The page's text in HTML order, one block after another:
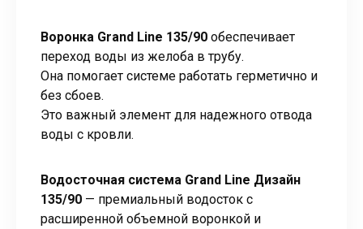
Воронка Grand Line 135/90 обеспечивает
переход воды из желоба в трубу.
Она помогает системе работать герметично и
без сбоев.
Это важный элемент для надежного отвода
воды с кровли.
Водосточная система Grand Line Дизайн
135/90 — премиальный водосток с
расширенной объемной воронкой и